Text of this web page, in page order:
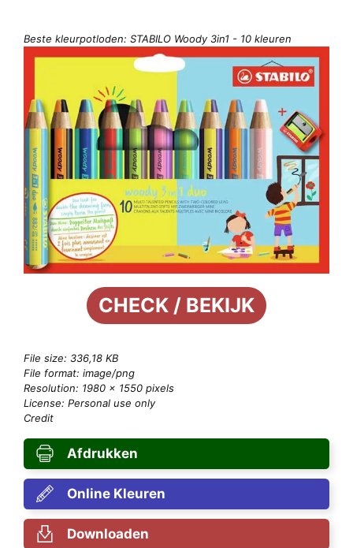
Beste kleurpotloden: STABILO Woody 3in1 - 10 kleuren
CHECK / BEKIJK
File size: 336,18 KB
File format: image/png
Resolution: 1980 × 1550 pixels
License: Personal use only
Credit
Afdrukken
Online Kleuren
Downloaden